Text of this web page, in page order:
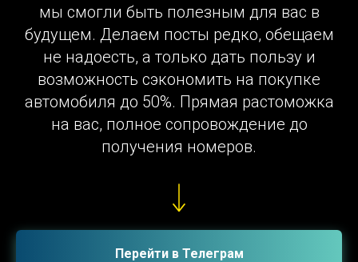
мы смогли быть полезным для вас в
будущем. Делаем посты редко, обещаем
не надоесть, а только дать пользу и
возможность сэкономить на покупке
автомобиля до 50%. Прямая растоможка
на вас, полное сопровождение до
получения номеров.
Перейти в Телеграм